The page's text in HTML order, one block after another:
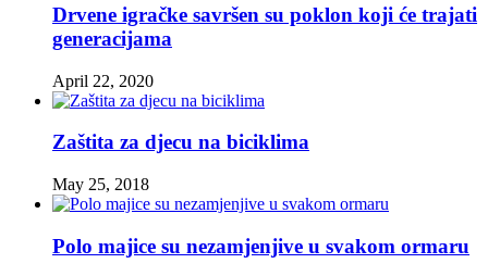
Drvene igračke savršen su poklon koji će trajati
generacijama
April 22, 2020
Zaštita za djecu na biciklima
May 25, 2018
Polo majice su nezamjenjive u svakom ormaru